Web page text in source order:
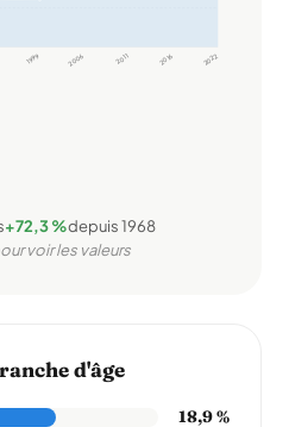
1999 2006 2011 2016 2022
+72,3 %depuis 1968
voir les valeurs
d'âge
18,9 %